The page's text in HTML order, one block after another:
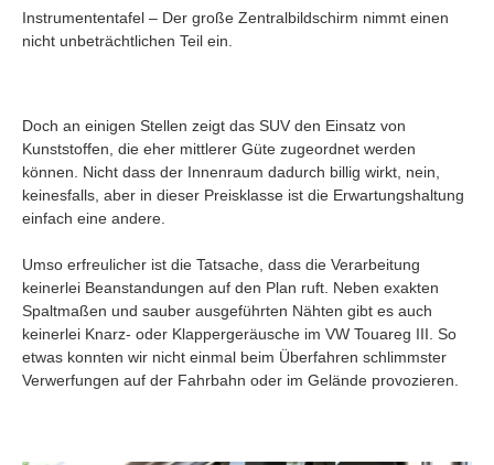
Instrumententafel – Der große Zentralbildschirm nimmt einen
nicht unbeträchtlichen Teil ein.
Doch an einigen Stellen zeigt das SUV den Einsatz von
Kunststoffen, die eher mittlerer Güte zugeordnet werden
können. Nicht dass der Innenraum dadurch billig wirkt, nein,
keinesfalls, aber in dieser Preisklasse ist die Erwartungshaltung
einfach eine andere.
Umso erfreulicher ist die Tatsache, dass die Verarbeitung
keinerlei Beanstandungen auf den Plan ruft. Neben exakten
Spaltmaßen und sauber ausgeführten Nähten gibt es auch
keinerlei Knarz- oder Klappergeräusche im VW Touareg III. So
etwas konnten wir nicht einmal beim Überfahren schlimmster
Verwerfungen auf der Fahrbahn oder im Gelände provozieren.